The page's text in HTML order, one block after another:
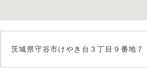
茨城県守谷市けやき台３丁目９番地７